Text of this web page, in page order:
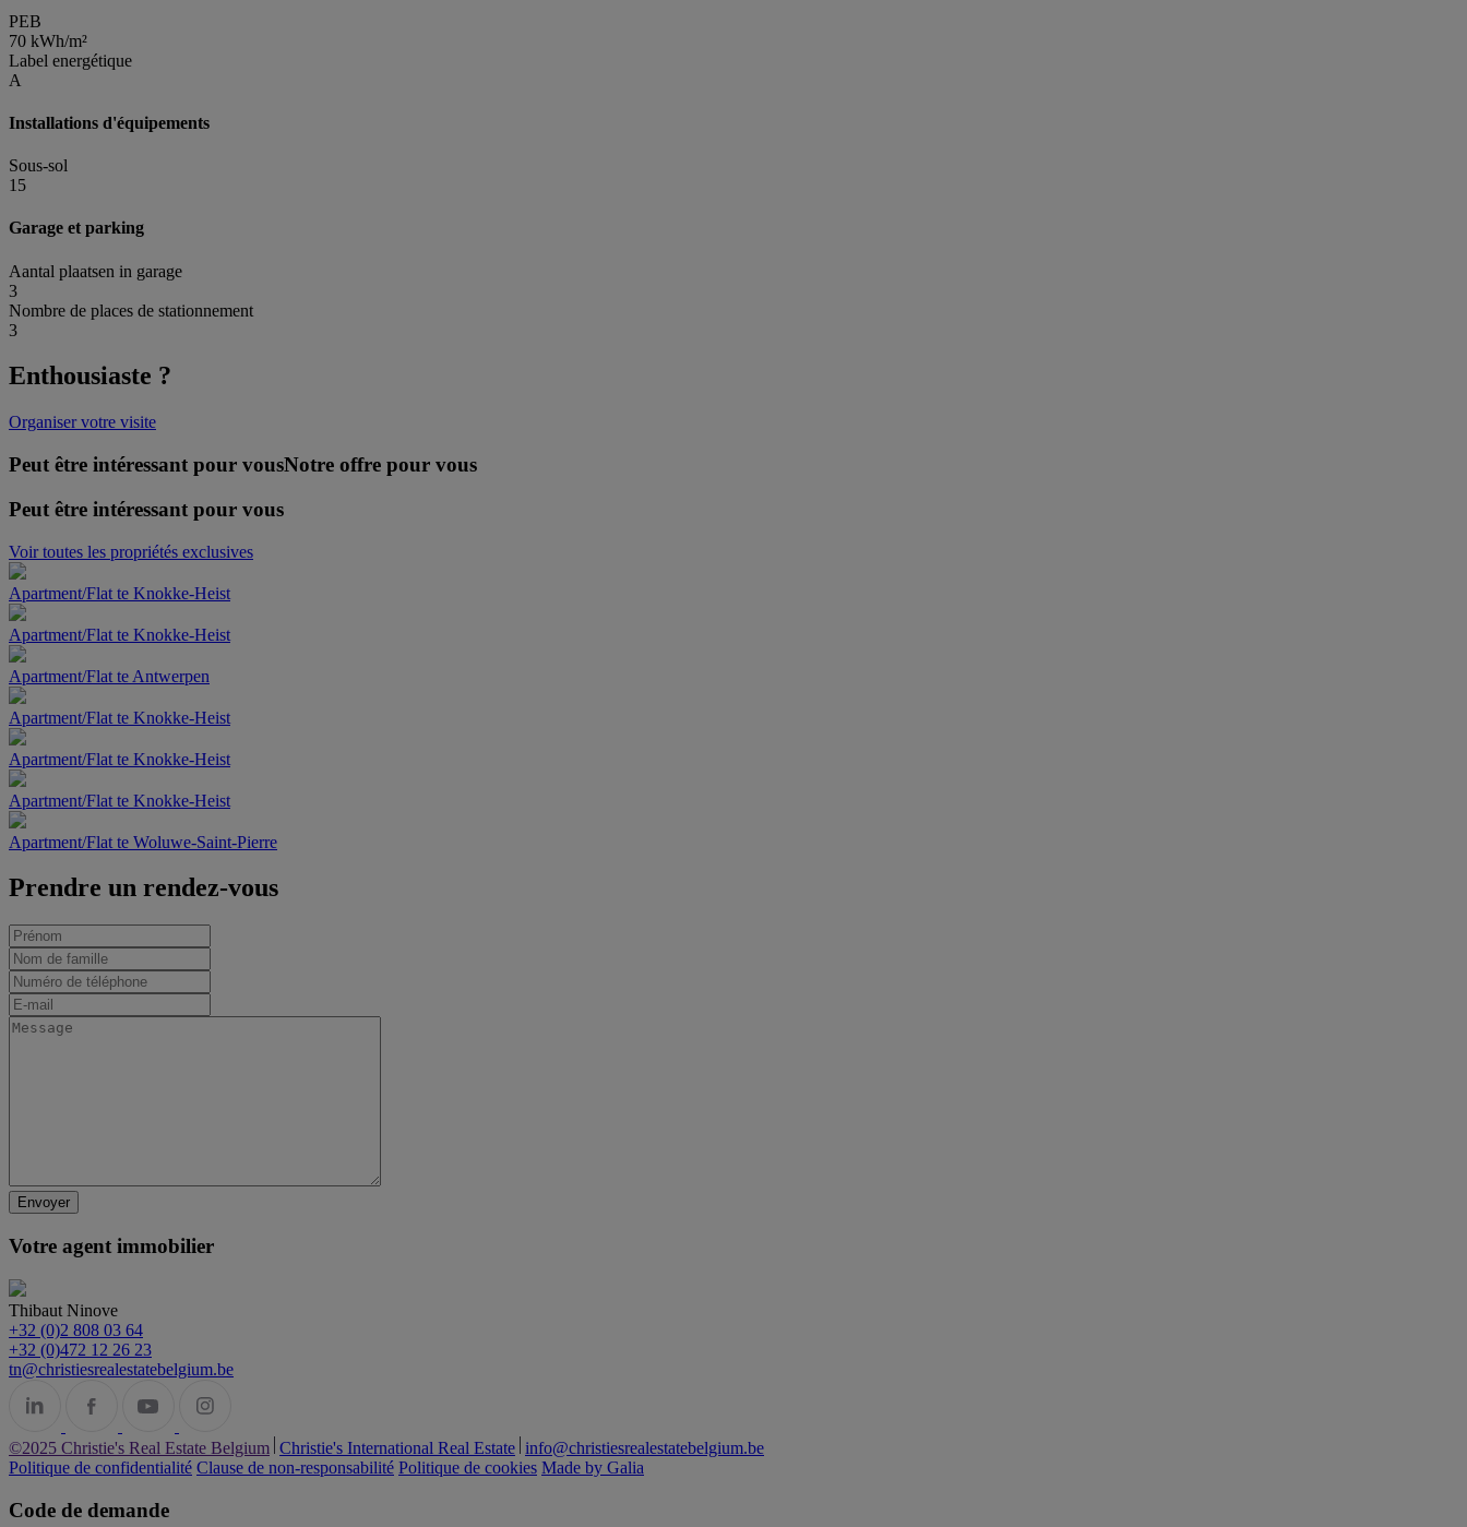
PEB
70 kWh/m²
Label energétique
A
Installations d'équipements
Sous-sol
15
Garage et parking
Aantal plaatsen in garage
3
Nombre de places de stationnement
3
Enthousiaste ?
Organiser votre visite
Peut être intéressant pour vousNotre offre pour vous
Peut être intéressant pour vous
Voir toutes les propriétés exclusives
Apartment/Flat te Knokke-Heist
Apartment/Flat te Knokke-Heist
Apartment/Flat te Antwerpen
Apartment/Flat te Knokke-Heist
Apartment/Flat te Knokke-Heist
Apartment/Flat te Knokke-Heist
Apartment/Flat te Woluwe-Saint-Pierre
Prendre un rendez-vous
Votre agent immobilier
Thibaut Ninove
+32 (0)2 808 03 64
+32 (0)472 12 26 23
tn@christiesrealestatebelgium.be
©2025 Christie's Real Estate Belgium Christie's International Real Estate info@christiesrealestatebelgium.be
Politique de confidentialité Clause de non-responsabilité Politique de cookies Made by Galia
Code de demande